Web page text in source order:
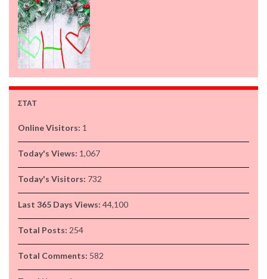
ΣΤΑΤ
Online Visitors: 1
Today's Views: 1,067
Today's Visitors: 732
Last 365 Days Views: 44,100
Total Posts: 254
Total Comments: 582